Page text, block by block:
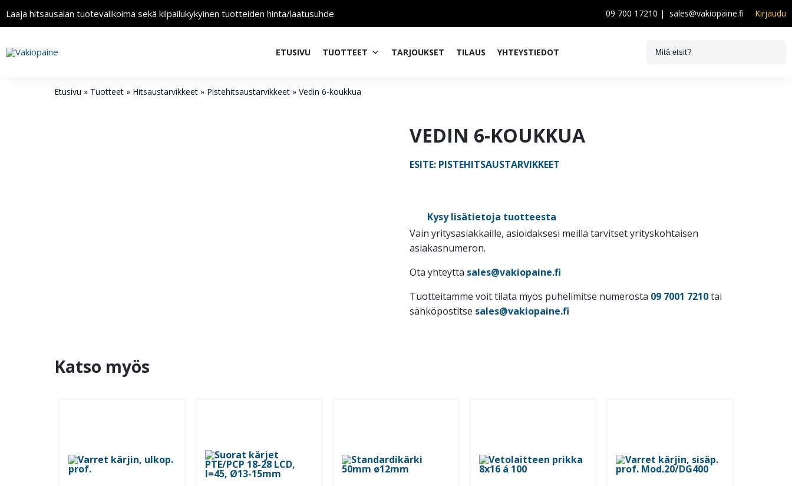
Laaja hitsausalan tuotevalikoima sekä kilpailukykyinen tuotteiden hinta/laatusuhde 09 700 17210 | sales@vakiopaine.fi Kirjaudu
ETUSIVU TUOTTEET TARJOUKSET TILAUS YHTEYSTIEDOT
Etusivu » Tuotteet » Hitsaustarvikkeet » Pistehitsaustarvikkeet » Vedin 6-koukkua
VEDIN 6-KOUKKUA
ESITE: PISTEHITSAUSTARVIKKEET
Kysy lisätietoja tuotteesta
Vain yritysasiakkaille, asioidaksesi meillä tarvitset yrityskohtaisen
asiakasnumeron.
Ota yhteyttä sales@vakiopaine.fi
Tuotteitamme voit tilata myös puhelimitse numerosta 09 7001 7210tai
sähköpostitse sales@vakiopaine.fi
Katso myös